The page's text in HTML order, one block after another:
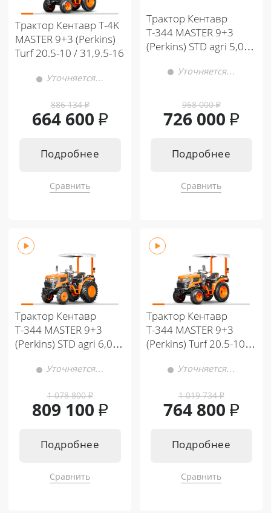
Трактор Кентавр Т-4K
MASTER 9+3 (Perkins)
Turf 20.5-10 / 31,9.5-16
Уточняется…
886 134₽
664 600 ₽
Подробнее
Сравнить
Трактор Кентавр
Т-344 MASTER 9+3
(Perkins) STD agri 5,00-
Уточняется…
968 000₽
726 000 ₽
Подробнее
Сравнить
Трактор Кентавр
Т-344 MASTER 9+3
(Perkins) STD agri 6,00-
Уточняется…
1 078 800₽
809 100 ₽
Подробнее
Сравнить
Трактор Кентавр
Т-344 MASTER 9+3
(Perkins) Turf 20.5-10 /
Уточняется…
1 019 734₽
764 800 ₽
Подробнее
Сравнить